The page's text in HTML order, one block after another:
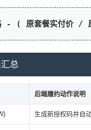
- ( 原套餐实付价 /
总
后端履约动作说明
生成新授权码并自动